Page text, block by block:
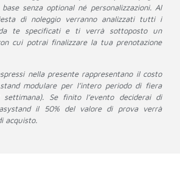
senza optional né personalizzazioni. Al
di noleggio verranno analizzati tutti i
te specificati e ti verrà sottoposto un
cui potrai finalizzare la tua prenotazione
nella presente rappresentano il costo
modulare per l’intero periodo di fiera
settimana). Se finito l’evento deciderai di
il 50% del valore di prova verrà
acquisto.